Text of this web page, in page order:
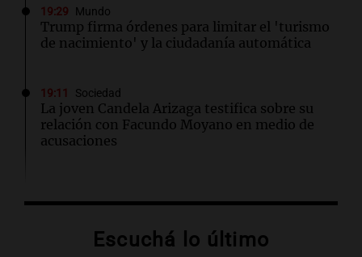
19:29 Mundo
Trump firma órdenes para limitar el 'turismo
de nacimiento' y la ciudadanía automática
19:11 Sociedad
La joven Candela Arizaga testifica sobre su
relación con Facundo Moyano en medio de
acusaciones
Finalizan las lluvias en el AMBA: frío extremo
Escuchá lo último